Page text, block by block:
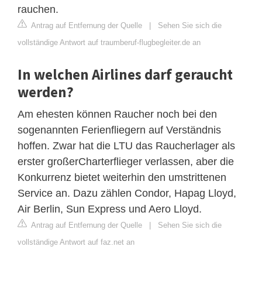
rauchen.
Antrag auf Entfernung der Quelle | Sehen Sie sich die
vollständige Antwort auf traumberuf-flugbegleiter.de an
In welchen Airlines darf geraucht
werden?
Am ehesten können Raucher noch bei den
sogenannten Ferienfliegern auf Verständnis
hoffen. Zwar hat die LTU das Raucherlager als
erster großerCharterflieger verlassen, aber die
Konkurrenz bietet weiterhin den umstrittenen
Service an. Dazu zählen Condor, Hapag Lloyd,
Air Berlin, Sun Express und Aero Lloyd.
Antrag auf Entfernung der Quelle | Sehen Sie sich die
vollständige Antwort auf faz.net an